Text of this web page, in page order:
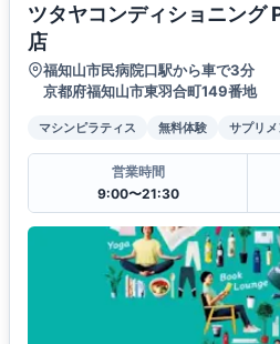
ツタヤコンディショニング
店
福知山市民病院口駅から車で3分
京都府福知山市東羽合町149番地
マシンピラティス 無料体験 サプリメ
営業時間
9:00〜21:30